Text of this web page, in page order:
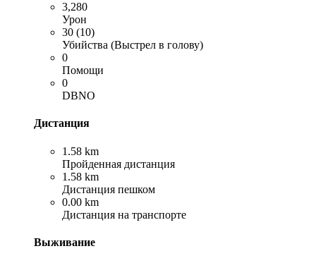
3,280
Урон
30 (10)
Убийства (Выстрел в голову)
0
Помощи
0
DBNO
Дистанция
1.58 km
Пройденная дистанция
1.58 km
Дистанция пешком
0.00 km
Дистанция на транспорте
Выживание